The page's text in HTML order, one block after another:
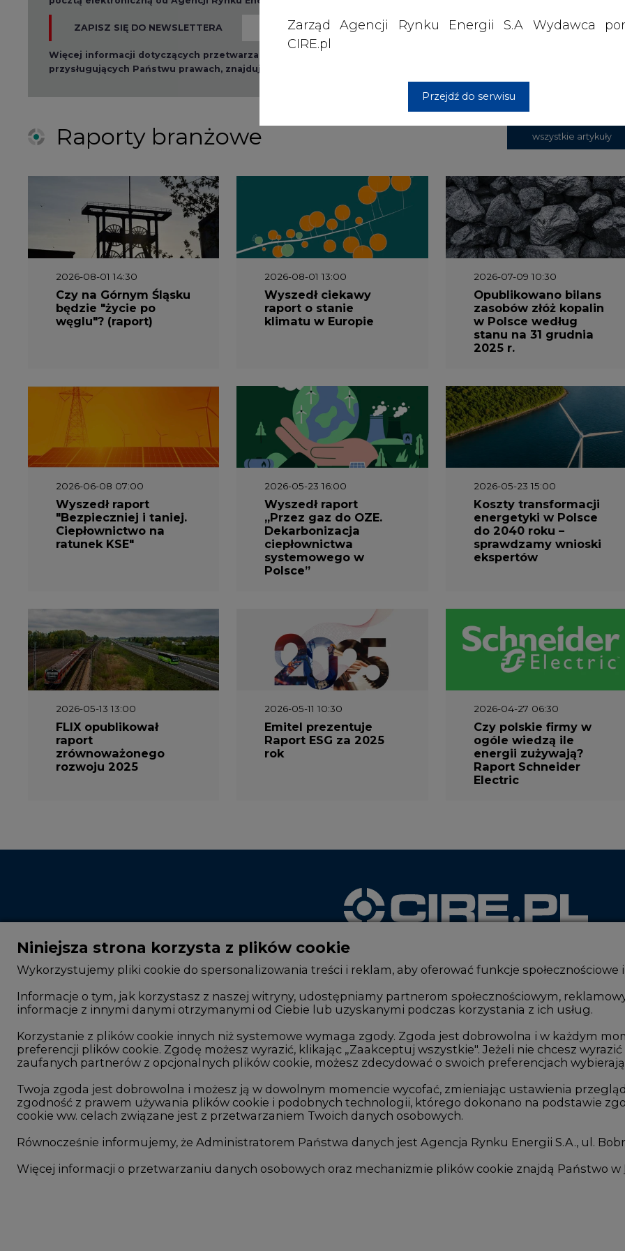
CIRE.pl
ZAPISZ SIĘ DO NEWSLETTERA
Więcej informacji dotyczących przetwarzania przez nas Państwa danych osobowych, w tym informacje o
przysługujących Państwu prawach, znajduje się w
polityce prywatności.
2026-08-01 14:30
Czy na Górnym Śląsku
będzie "życie po
węglu"? (raport)
2026-08-01 13:00
Wyszedł ciekawy
raport o stanie
klimatu w Europie
2026-07-09 10:30
Opublikowano bilans
zasobów złóż kopalin
w Polsce według
stanu na 31 grudnia
2025 r.
2026-06-08 07:00
Wyszedł raport
"Bezpieczniej i taniej.
Ciepłownictwo na
ratunek KSE"
2026-05-23 16:00
Wyszedł raport
„Przez gaz do OZE.
Dekarbonizacja
ciepłownictwa
systemowego w
Polsce”
Koszty transformacji
energetyki w Polsce
do 2040 roku –
sprawdzamy wnioski
ekspertów
2026-05-13 13:00
FLIX opublikował
raport
zrównoważonego
rozwoju 2025
2026-05-11 10:30
Emitel prezentuje
Raport ESG za 2025
rok
Czy polskie firmy w
ogóle wiedzą ile
energii zużywają?
Raport Schneider
Electric
CIRE - kim jesteśmy
Reklamuj się na CIRE
Patronat medialny CIRE
ARE - wydawca portalu CIRE
Zasady korzystania z portalu
Kontakt
Rok 2025 na CIRE
Rok 2024 na CIRE
Rok 2023 na CIRE
Rok 2022 na CIRE
Raporty branżowe
Zmiany kadrowe na rynku
Studio CIRE
Rozmowy o energetyce
Gospodarka
Geopolityka
LTE450
Handel
Wodór
Górnictwo
Zmiany
Niniejsza strona korzysta z plików cookie
Wykorzystujemy pliki cookie do spersonalizowania treści i reklam, aby oferować funkcje
Informacje o tym, jak korzystasz z naszej witryny, udostępniamy partnerom społecznościowym,
Korzystanie z plików cookie innych niż systemowe wymaga zgody. Zgoda jest dobrowolna i w każdym
zaufanych partnerów z opcjonalnych plików cookie, możesz zdecydować o swoich preferencjach
Twoja zgoda jest dobrowolna i możesz ją w dowolnym momencie wycofać, zmieniając ustawienia
cookie ww. celach związane jest z przetwarzaniem Twoich danych osobowych.
Równocześnie informujemy, że Administratorem Państwa danych jest Agencja Rynku Energii S.A., ul.
Więcej informacji o przetwarzaniu danych osobowych oraz mechanizmie plików cookie znajdą Państwo w